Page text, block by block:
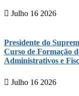
Julho 16 2026
Presidente do
Curso de Formação
Administrativos e
Julho 16 2026